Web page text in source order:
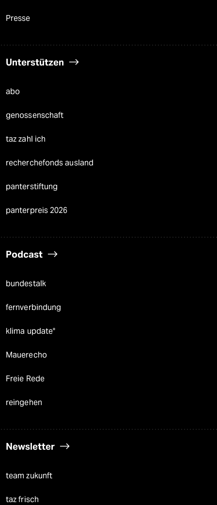
Presse
Unterstützen
abo
genossenschaft
taz zahl ich
recherchefonds ausland
panterstiftung
panterpreis 2026
Podcast
bundestalk
fernverbindung
klima update°
Mauerecho
Freie Rede
reingehen
Newsletter
team zukunft
taz frisch